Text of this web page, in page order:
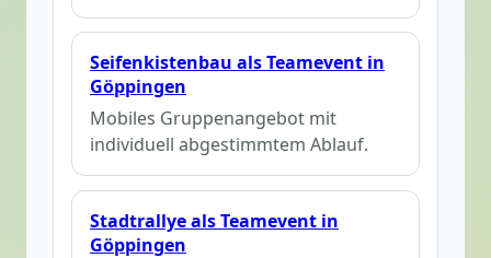
Seifenkistenbau als Teamevent in
Göppingen
Mobiles Gruppenangebot mit
individuell abgestimmtem Ablauf.
Stadtrallye als Teamevent in
Göppingen